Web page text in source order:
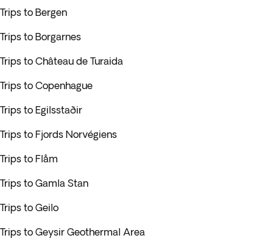
Trips to Bergen
Trips to Borgarnes
Trips to Château de Turaida
Trips to Copenhague
Trips to Egilsstaðir
Trips to Fjords Norvégiens
Trips to Flåm
Trips to Gamla Stan
Trips to Geilo
Trips to Geysir Geothermal Area